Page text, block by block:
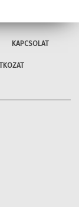
KAPCSOLAT